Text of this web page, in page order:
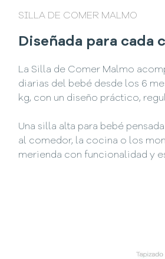
SILLA DE COMER MALMO
Diseñada para cada
La Silla de Comer Malmo
diarias del bebé desde los 6
kg, con un diseño práctico,
Una silla alta para bebé
al comedor, la cocina o los
merienda con funcionalidad y